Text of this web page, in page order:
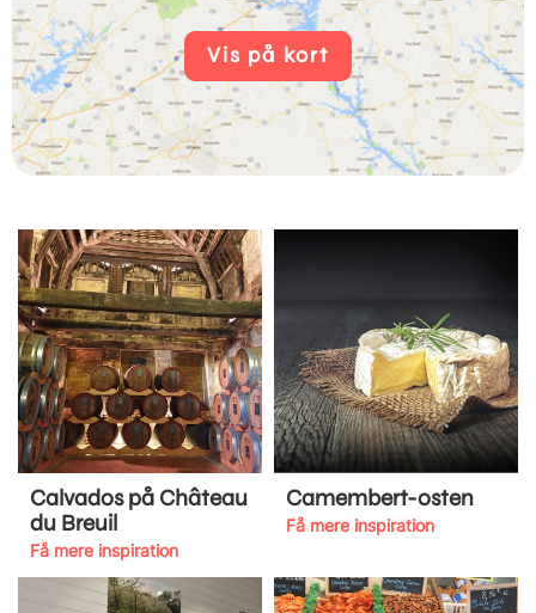
Vis på kort
Calvados på Château
du Breuil
Få mere inspiration
Camembert-osten
Få mere inspiration